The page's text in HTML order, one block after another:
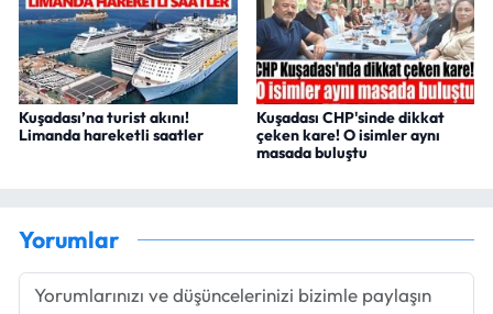
Kuşadası’na turist akını!
Limanda hareketli saatler
Kuşadası CHP'sinde dikkat
çeken kare! O isimler aynı
masada buluştu
Yorumlar